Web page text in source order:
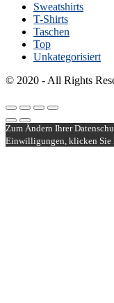
Sweatshirts
T-Shirts
Taschen
Top
Unkategorisiert
© 2020 - All Rights
Zum Ändern Ihrer
Einwilligungen, klicken Sie